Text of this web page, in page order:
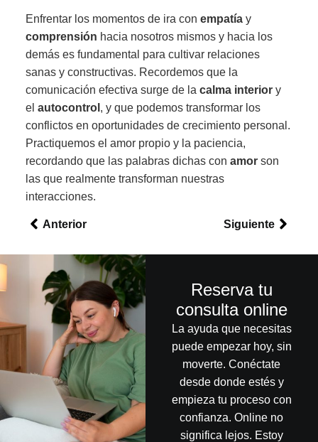
Enfrentar los momentos de ira con empatíay
comprensión hacia nosotros mismos y hacia los
demás es fundamental para cultivar relaciones
sanas y constructivas. Recordemos que la
comunicación efectiva surge de la calma interiory
el autocontrol , y que podemos transformar los
conflictos en oportunidades de crecimiento personal.
Practiquemos el amor propio y la paciencia,
recordando que las palabras dichas con amorson
las que realmente transforman nuestras
interacciones.
Anterior Siguiente
Reserva tu
consulta online
La ayuda que necesitas
puede empezar hoy, sin
moverte. Conéctate
desde donde estés y
empieza tu proceso con
confianza. Online no
significa lejos. Estoy